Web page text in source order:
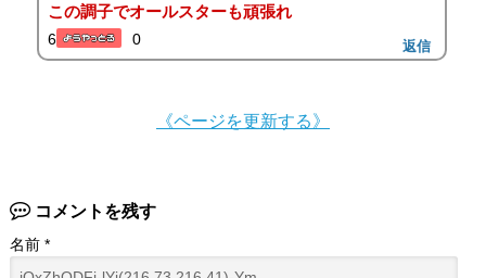
この調子でオールスターも頑張れ
6 0 返信
《ページを更新する》
コメントを残す
名前 *